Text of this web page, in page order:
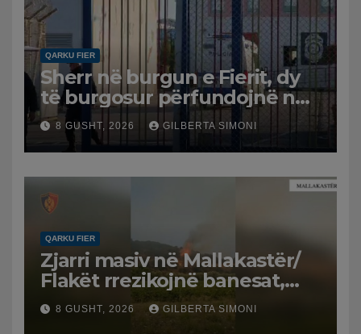
QARKU FIER
Sherr në burgun e Fierit, dy
të burgosur përfundojnë në
spital
8 GUSHT, 2026 GILBERTA SIMONI
QARKU FIER
Zjarri masiv në Mallakastër/
Flakët rrezikojnë banesat,
Policia evakuon disa familje
në Koilac
8 GUSHT, 2026 GILBERTA SIMONI